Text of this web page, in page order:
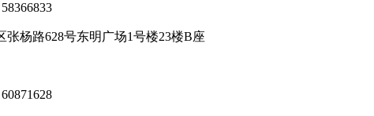
58366833
张杨路628号东明广场1号楼23楼B座
60871628